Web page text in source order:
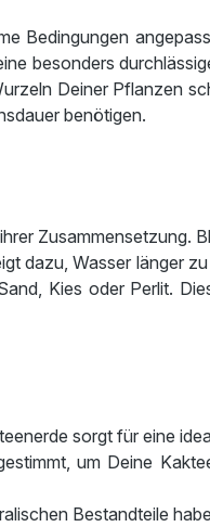
Bedingungen
besonders
Deiner Pflanzen
benötigen.
dazu, Wasser länger
Kies oder Perlit.
sorgt für eine
um Deine
Bestandteile